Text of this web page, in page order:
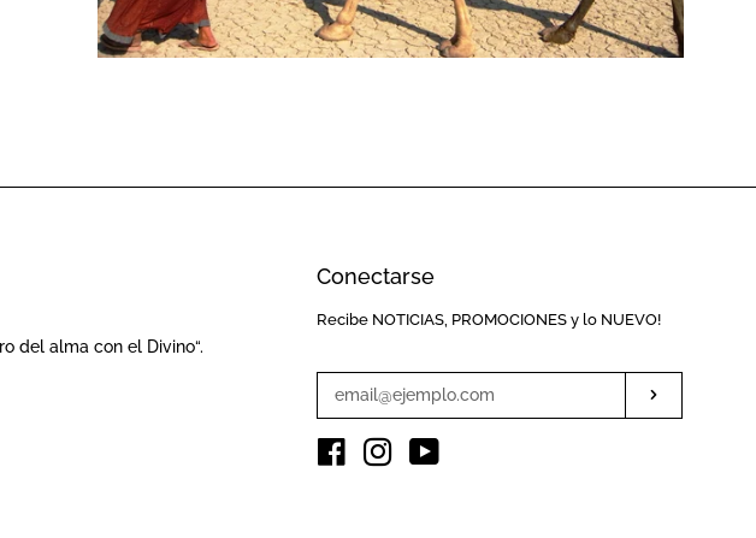
del alma con el Divino“.
Conectarse
Introduzca
e-
mail
Recibe NOTICIAS, PROMOCIONES y lo NUEVO!
FacebookInstagram